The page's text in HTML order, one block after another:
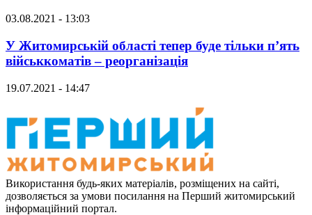
03.08.2021 - 13:03
У Житомирській області тепер буде тільки п’ять
військкоматів – реорганізація
19.07.2021 - 14:47
Використання будь-яких матеріалів, розміщених на сайті,
дозволяється за умови посилання на Перший житомирський
інформаційний портал.